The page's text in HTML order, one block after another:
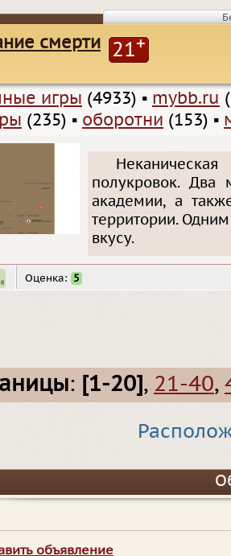
смерти 21+
игры (4933) ▪ mybb.ru
(235) ▪ оборотни (153) ▪
полукровок. Два
академии, а
территории.
вкусу.
Оценка: 5
: [1-20], 21-40,
объявление